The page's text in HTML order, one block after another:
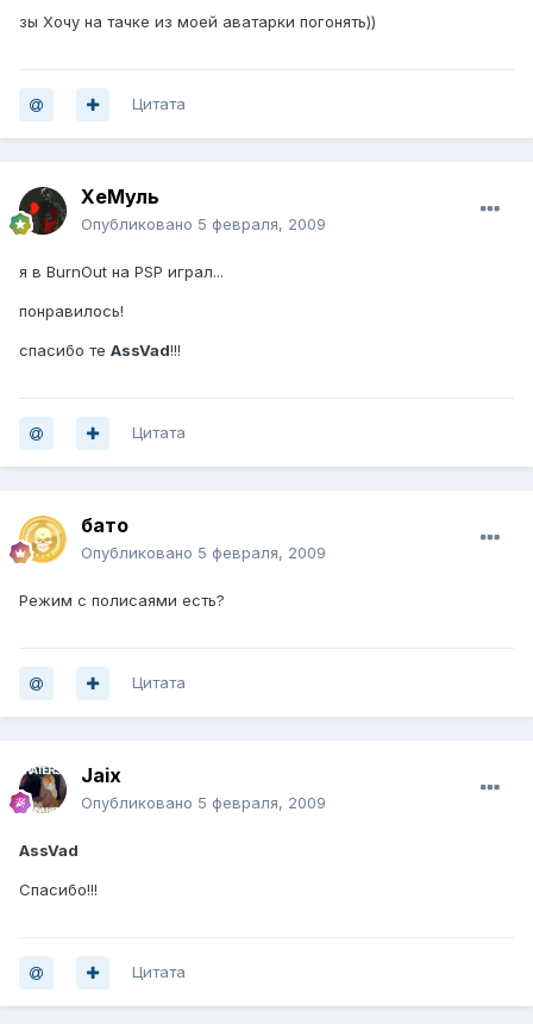
зы Хочу на тачке из моей аватарки погонять))
Цитата
ХеМуль
Опубликовано 5 февраля, 2009
я в BurnOut на PSP играл...
понравилось!
спасибо те AssVad!!!
Цитата
бато
Опубликовано 5 февраля, 2009
Режим с полисаями есть?
Цитата
Jaix
Опубликовано 5 февраля, 2009
AssVad
Спасибо!!!
Цитата